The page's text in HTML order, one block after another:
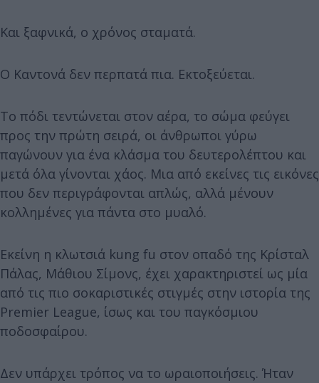
Και ξαφνικά, ο χρόνος σταματά.
Ο Καντονά δεν περπατά πια. Εκτοξεύεται.
Το πόδι τεντώνεται στον αέρα, το σώμα φεύγει
προς την πρώτη σειρά, οι άνθρωποι γύρω
παγώνουν για ένα κλάσμα του δευτερολέπτου και
μετά όλα γίνονται χάος. Μια από εκείνες τις εικόνες
που δεν περιγράφονται απλώς, αλλά μένουν
κολλημένες για πάντα στο μυαλό.
Εκείνη η κλωτσιά kung fu στον οπαδό της Κρίσταλ
Πάλας, Μάθιου Σίμονς, έχει χαρακτηριστεί ως μία
από τις πιο σοκαριστικές στιγμές στην ιστορία της
Premier League, ίσως και του παγκόσμιου
ποδοσφαίρου.
Δεν υπάρχει τρόπος να το ωραιοποιήσεις. Ήταν